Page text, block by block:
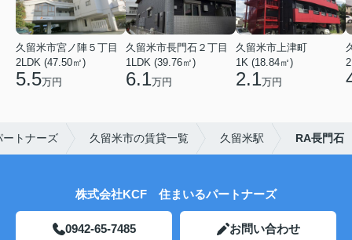
久留米市宮ノ陣５丁目
2LDK (47.50㎡)
5.5万円
久留米市長門石２丁目
1LDK (39.76㎡)
6.1万円
久留米市上津町
1K (18.84㎡)
2.1万円
ートナーズ 久留米市の賃貸一覧 久留米駅 RA長門石
株式会社KCF 住まいるパートナーズ
0942-65-7485 お問い合わせ